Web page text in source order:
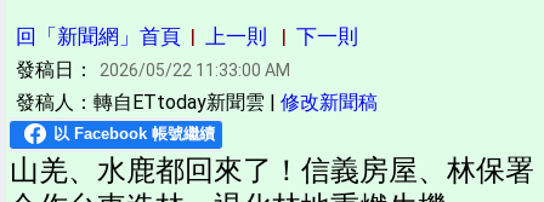
回「新聞網」首頁 | 上一則 | 下一則
發稿日： 2026/05/22 11:33:00 AM
發稿人：轉自ETtoday新聞雲 | 修改新聞稿
山羌、水鹿都回來了！信義房屋、林保署